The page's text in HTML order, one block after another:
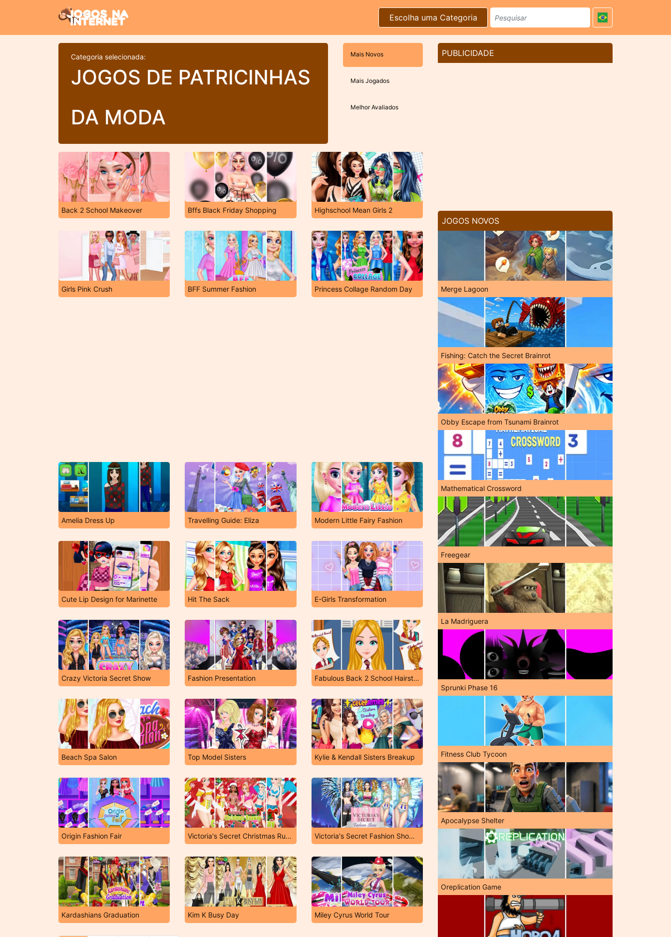
Escolha uma Categoria
Categoria selecionada:
JOGOS DE PATRICINHAS
DA MODA
Mais Novos
Mais Jogados
Melhor Avaliados
Back 2 School Makeover Bffs Black Friday Shopping Highschool Mean Girls 2
Girls Pink Crush BFF Summer Fashion Princess Collage Random Day
Amelia Dress Up Travelling Guide: Eliza Modern Little Fairy Fashion
Cute Lip Design for Marinette Hit The Sack E-Girls Transformation
Crazy Victoria Secret Show Fashion Presentation Fabulous Back 2 School Hairstyles
Beach Spa Salon Top Model Sisters Kylie & Kendall Sisters Breakup
Origin Fashion Fair Victoria's Secret Christmas Runway Victoria's Secret Fashion Show NYC
Kardashians Graduation Kim K Busy Day Miley Cyrus World Tour
PUBLICIDADE
JOGOS NOVOS
Merge Lagoon
Fishing: Catch the Secret Brainrot
Obby Escape from Tsunami Brainrot
Mathematical Crossword
Freegear
La Madriguera
Sprunki Phase 16
Fitness Club Tycoon
Apocalypse Shelter
Oreplication Game